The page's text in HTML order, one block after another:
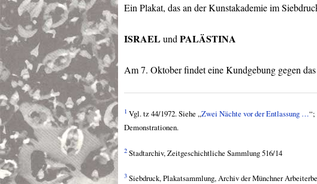
Ein Plakat, das an der Kunstakademie im
ISRAELund PALÄSTINA
Am 7. Oktober findet eine Kundgebung gegen
1 Vgl. tz 44/1972. Siehe „Zwei Nächte vor der Entlassung …“;
Demonstrationen.
2 Stadtarchiv, Zeitgeschichtliche Sammlung 516/14
3 Siebdruck, Plakatsammlung, Archiv der Münchner